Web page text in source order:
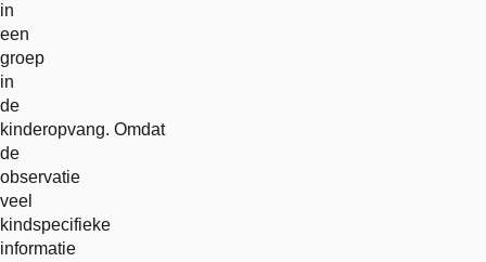
in
een
groep
in
de
kinderopvang. Omdat
de
observatie
veel
kindspecifieke
informatie